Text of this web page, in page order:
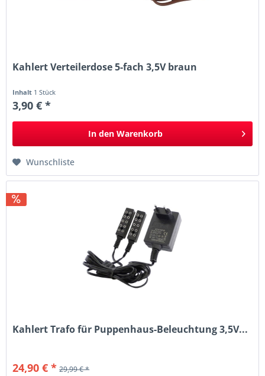
Kahlert Verteilerdose 5-fach 3,5V braun
Inhalt 1 Stück
3,90 € *
In den Warenkorb
Wunschliste
Kahlert Trafo für Puppenhaus-Beleuchtung 3,5V...
24,90 € * 29,99 € *